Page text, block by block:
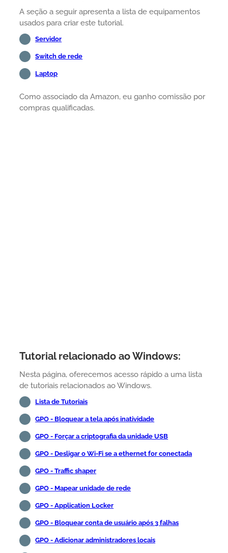
A seção a seguir apresenta a lista de equipamentos
usados para criar este tutorial.
Servidor
Switch de rede
Laptop
Como associado da Amazon, eu ganho comissão por
compras qualificadas.
Tutorial relacionado ao Windows:
Nesta página, oferecemos acesso rápido a uma lista
de tutoriais relacionados ao Windows.
Lista de Tutoriais
GPO - Bloquear a tela após inatividade
GPO - Forçar a criptografia da unidade USB
GPO - Desligar o Wi-Fi se a ethernet for conectada
GPO - Traffic shaper
GPO - Mapear unidade de rede
GPO - Application Locker
GPO - Bloquear conta de usuário após 3 falhas
GPO - Adicionar administradores locais